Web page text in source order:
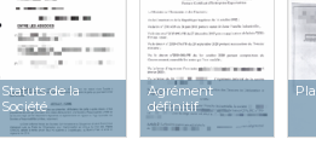
Statuts de la
Société
Agrément
définitif